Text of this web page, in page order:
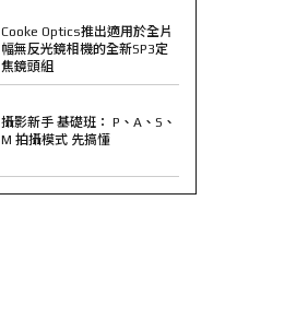
Cooke Optics推出適用於全片
幅無反光鏡相機的全新SP3定
焦鏡頭組
攝影新手 基礎班： P、A、S、
M 拍攝模式 先搞懂